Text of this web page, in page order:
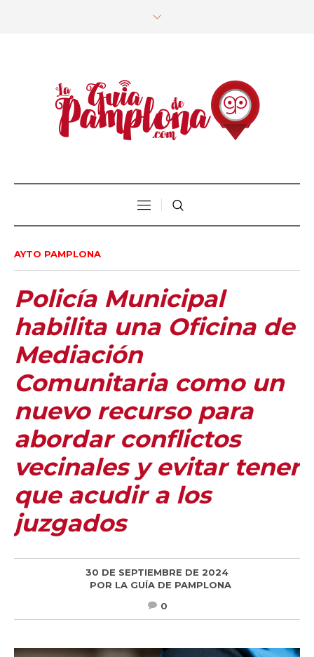
AYTO PAMPLONA
Policía Municipal
habilita una Oficina de
Mediación
Comunitaria como un
nuevo recurso para
abordar conflictos
vecinales y evitar tener
que acudir a los
juzgados
30 DE SEPTIEMBRE DE 2024
POR LA GUÍA DE PAMPLONA
0